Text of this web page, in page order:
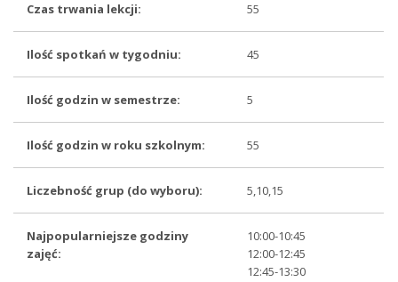
Czas trwania lekcji: 55
Ilość spotkań w tygodniu: 45
Ilość godzin w semestrze: 5
Ilość godzin w roku szkolnym: 55
Liczebność grup (do wyboru): 5,10,15
Najpopularniejsze godziny
zajęć:
10:00-10:45
12:00-12:45
12:45-13:30